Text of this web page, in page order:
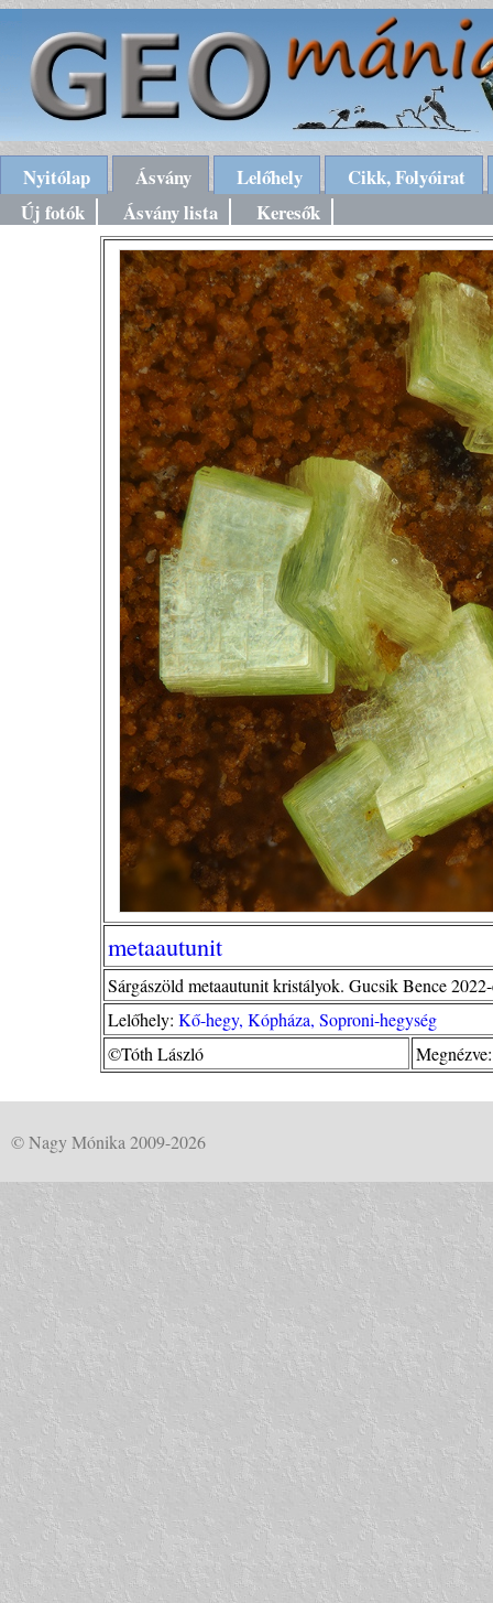
Nyitólap Ásvány Lelőhely
Cikk, Folyóirat
Új fotók
Ásvány lista Keresők
metaautunit
Sárgászöld metaautunit kristályok. Gucsik Bence
Lelőhely: Kő-hegy, Kópháza, Soproni-hegység
©Tóth László
© Nagy Mónika 2009-2026